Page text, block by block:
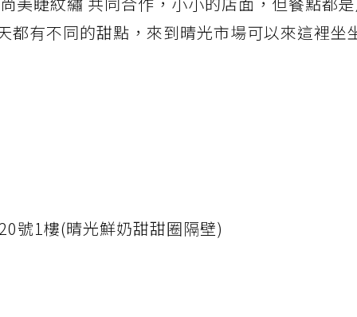
都有不同的甜點，來到晴光市場可以來這裡坐
號1樓(晴光鮮奶甜甜圈隔壁)